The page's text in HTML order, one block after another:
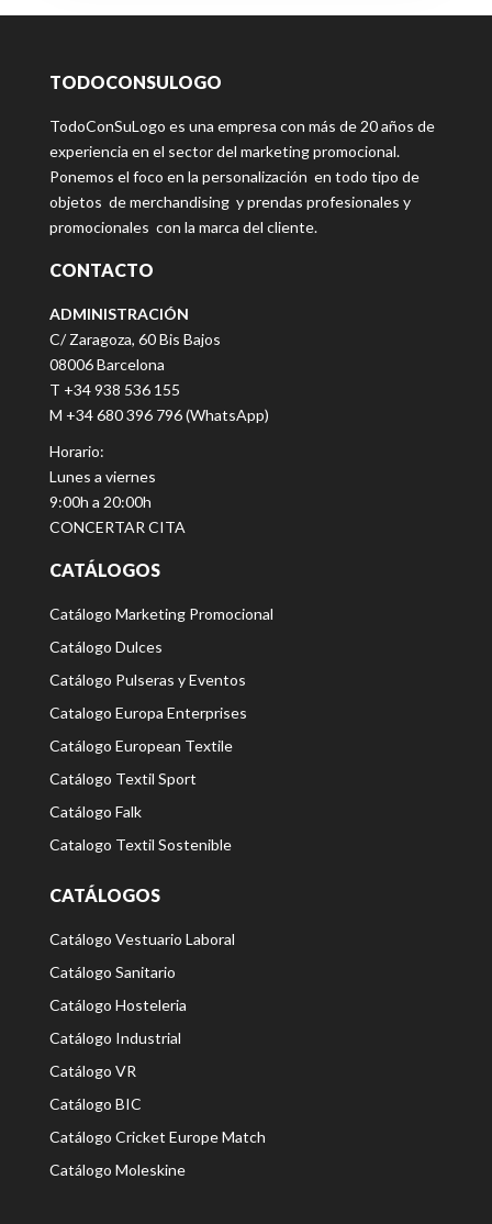
TODOCONSULOGO
TodoConSuLogo es una empresa con más de 20 años de
experiencia en el sector del marketing promocional.
Ponemos el foco en la personalización en todo tipo de
objetos de merchandising y prendas profesionales y
promocionales con la marca del cliente.
CONTACTO
ADMINISTRACIÓN
C/ Zaragoza, 60 Bis Bajos
08006 Barcelona
T +34 938 536 155
M +34 680 396 796 (WhatsApp)
Horario:
Lunes a viernes
9:00h a 20:00h
CONCERTAR CITA
CATÁLOGOS
Catálogo Marketing Promocional
Catálogo Dulces
Catálogo Pulseras y Eventos
Catalogo Europa Enterprises
Catálogo European Textile
Catálogo Textil Sport
Catálogo Falk
Catalogo Textil Sostenible
CATÁLOGOS
Catálogo Vestuario Laboral
Catálogo Sanitario
Catálogo Hosteleria
Catálogo Industrial
Catálogo VR
Catálogo BIC
Catálogo Cricket Europe Match
Catálogo Moleskine